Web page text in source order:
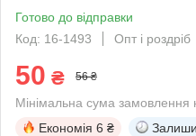
Готово до відправки
Код: 16-1493
Опт і роздріб
50 ₴ 56 ₴
Мінімальна сума замовлення
Економія 6 ₴